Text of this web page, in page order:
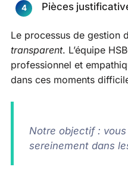
Pièces
Le processus de gestion
transparent. L’équipe
professionnel et
dans ces moments
Notre objectif :
sereinement dans